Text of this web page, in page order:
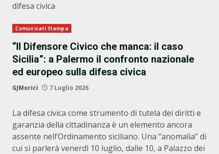
difesa civica
Comunicati Stampa
“Il Difensore Civico che manca: il caso
Sicilia”: a Palermo il confronto nazionale
ed europeo sulla difesa civica
GJMorici 7 Luglio 2026
La difesa civica come strumento di tutela dei diritti e
garanzia della cittadinanza è un elemento ancora
assente nell’Ordinamento siciliano. Una “anomalia” di
cui si parlerà venerdì 10 luglio, dalle 10, a Palazzo dei